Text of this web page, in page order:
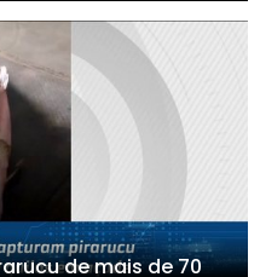
de mais de 70